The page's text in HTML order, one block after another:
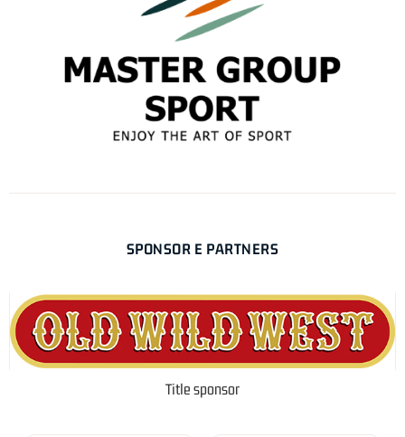
SPONSOR E PARTNERS
Title sponsor